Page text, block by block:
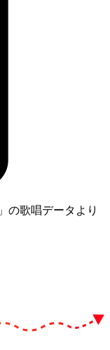
の歌唱データより